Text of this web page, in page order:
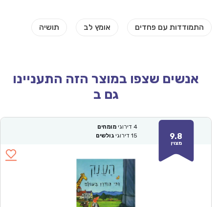
אנשים שצפו במוצר הזה התעניינו
גם ב
9.8
מצוין
4 דירוגי מומחים
15 דירוגי גולשים